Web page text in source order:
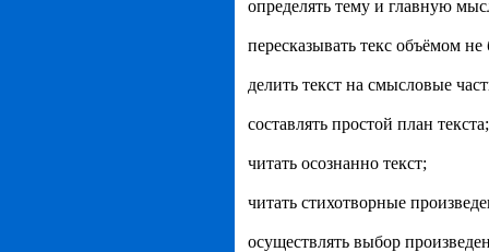
определять тему и главную
пересказывать текс объёмом
делить текст на смысловые
составлять простой план текста;
читать осознанно текст;
читать стихотворные
осуществлять выбор